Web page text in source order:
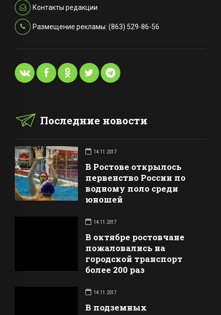
Контакты редакции
Размещение рекламы: (863) 529-86-56
Последние новости
14.11.2017
В Ростове открылось
первенство России по
водному поло среди
юношей
14.11.2017
В октябре ростовчане
пожаловались на
городской транспорт
более 200 раз
14.11.2017
В подземных